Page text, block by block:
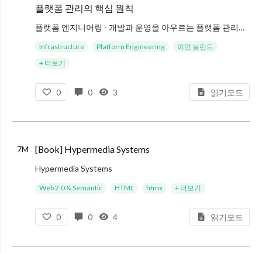
플랫폼 관리의 핵심 원칙
플랫폼 엔지니어링 - 개발과 운영을 아우르는 플랫폼 관리의 핵심 원칙
플랫폼 엔지니어링 - 개발과 운영을 아우르는 플랫폼 관리의 핵심 원칙 - ⭐⭐⭐⭐⭐
Infrastructure Platform Engineering
이언 놀런드
+ 더보기
0 0 3 읽기모드
7M [Book] Hypermedia Systems
Hypermedia Systems
Web 2.0 & Semantic HTML htmx + 더보기
0 0 4 읽기모드